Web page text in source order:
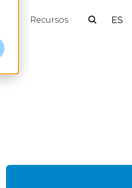
Recursos ES